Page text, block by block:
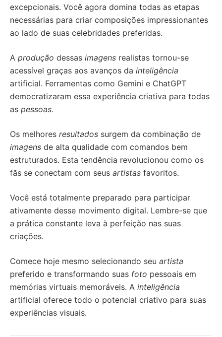
excepcionais. Você agora domina todas as etapas
necessárias para criar composições impressionantes
ao lado de suas celebridades preferidas.
A produção dessas imagens realistas tornou-se
acessível graças aos avanços da inteligência
artificial. Ferramentas como Gemini e ChatGPT
democratizaram essa experiência criativa para todas
as pessoas.
Os melhores resultados surgem da combinação de
imagens de alta qualidade com comandos bem
estruturados. Esta tendência revolucionou como os
fãs se conectam com seus artistas favoritos.
Você está totalmente preparado para participar
ativamente desse movimento digital. Lembre-se que
a prática constante leva à perfeição nas suas
criações.
Comece hoje mesmo selecionando seu artista
preferido e transformando suas foto pessoais em
memórias virtuais memoráveis. A inteligência
artificial oferece todo o potencial criativo para suas
experiências visuais.